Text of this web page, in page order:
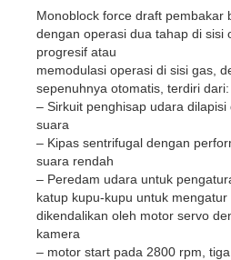
Monoblock force draft pembakar
dengan operasi dua tahap di sisi
progresif atau
memodulasi operasi di sisi gas,
sepenuhnya otomatis, terdiri dari:
– Sirkuit penghisap udara
suara
– Kipas sentrifugal dengan
suara rendah
– Peredam udara untuk
katup kupu-kupu untuk
dikendalikan oleh motor servo
kamera
– motor start pada 2800 rpm,